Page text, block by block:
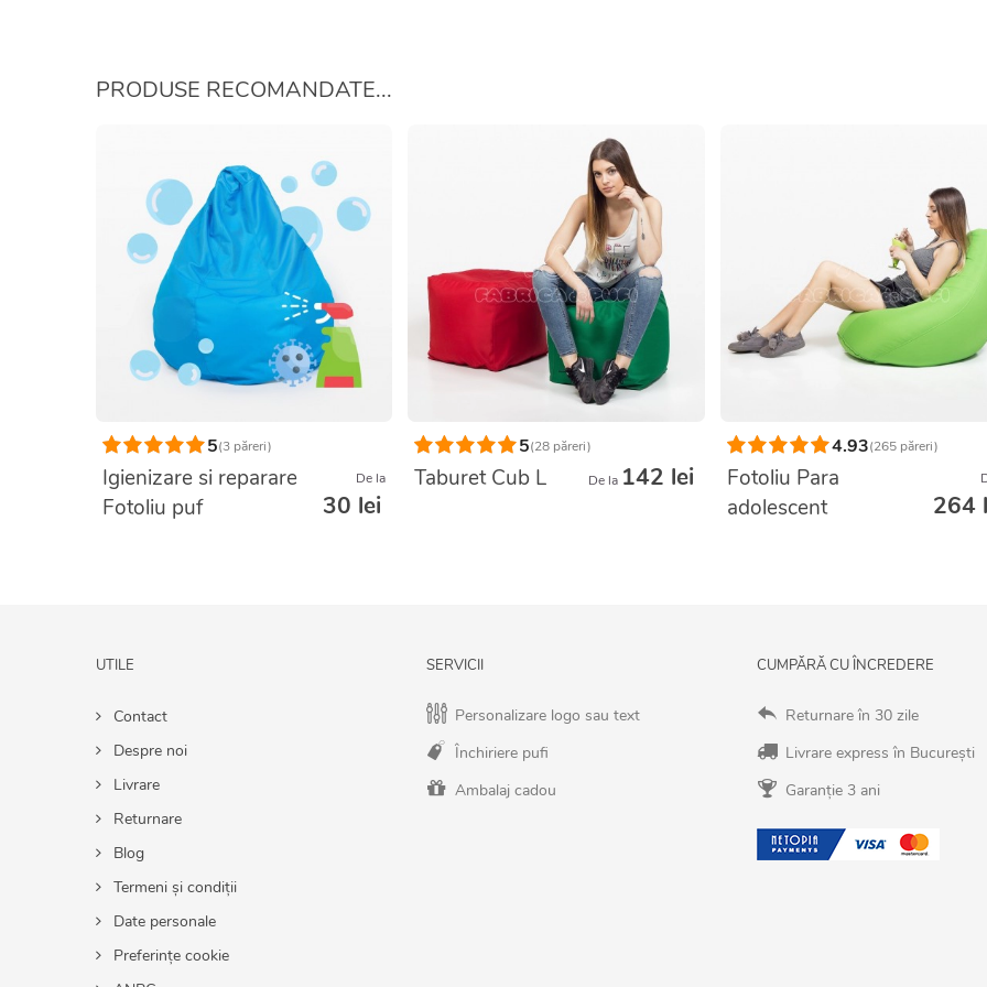
PRODUSE RECOMANDATE...
5(3 păreri)
Igienizare si reparare
Fotoliu puf
De la
30 lei
5(28 păreri)
Taburet Cub L De la 142 lei
4.93(265 păreri)
Fotoliu Para
adolescent
264
UTILE
Contact
Despre noi
Livrare
Returnare
Blog
Termeni și condiții
Date personale
Preferințe cookie
SERVICII
Personalizare logo sau text
Închiriere pufi
Ambalaj cadou
CUMPĂRĂ CU ÎNCREDERE
Returnare în 30 zile
Livrare express în București
Garanție 3 ani